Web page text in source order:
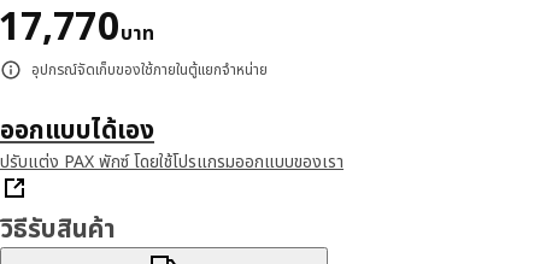
17,770บาท
ราคา 17770บาท
อุปกรณ์จัดเก็บของใช้ภายในตู้แยกจำหน่าย
ออกแบบได้เอง
ปรับแต่ง PAX พักซ์ โดยใช้โปรแกรมออกแบบของเรา
วิธีรับสินค้า